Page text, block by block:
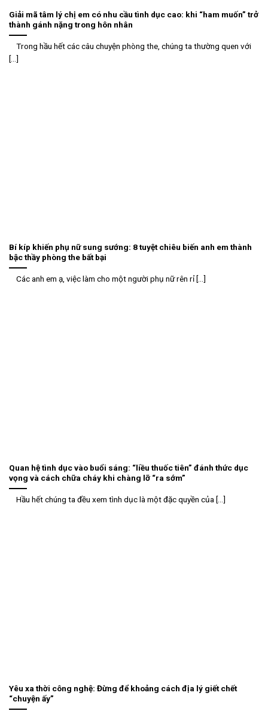
Giải mã tâm lý chị em có nhu cầu tình dục cao: khi “ham muốn” trở
thành gánh nặng trong hôn nhân
Trong hầu hết các câu chuyện phòng the, chúng ta thường quen với
[...]
Bí kíp khiến phụ nữ sung sướng: 8 tuyệt chiêu biến anh em thành
bậc thầy phòng the bất bại
Các anh em ạ, việc làm cho một người phụ nữ rên rỉ [...]
Quan hệ tình dục vào buổi sáng: “liều thuốc tiên” đánh thức dục
vọng và cách chữa cháy khi chàng lỡ “ra sớm”
Hầu hết chúng ta đều xem tình dục là một đặc quyền của [...]
Yêu xa thời công nghệ: Đừng để khoảng cách địa lý giết chết
“chuyện ấy”